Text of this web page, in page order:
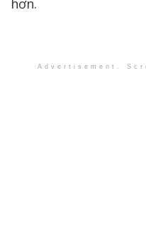
hơn.
Advertisement.